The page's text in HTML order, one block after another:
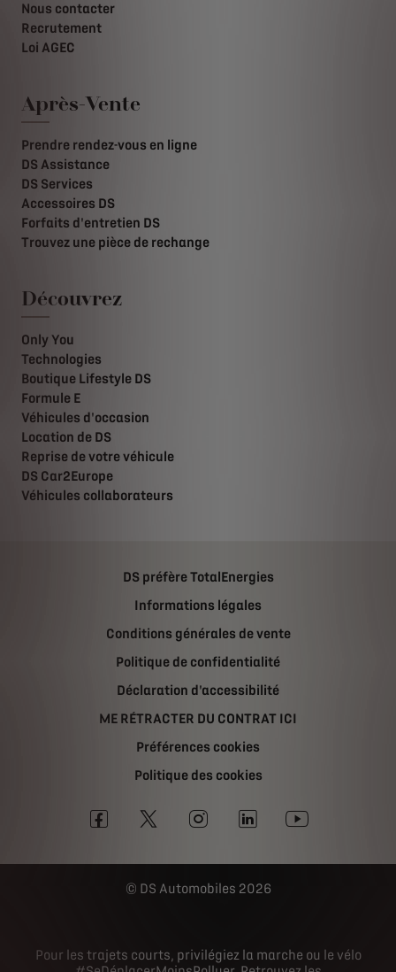
Nous contacter
Recrutement
Loi AGEC
Après-Vente
Prendre rendez-vous en ligne
DS Assistance
DS Services
Accessoires DS
Forfaits d'entretien DS
Trouvez une pièce de rechange
Découvrez
Only You
Technologies
Boutique Lifestyle DS
Formule E
Véhicules d'occasion
Location de DS
Reprise de votre véhicule
DS Car2Europe
Véhicules collaborateurs
DS préfère TotalEnergies
Informations légales
Conditions générales de vente
Politique de confidentialité
Déclaration d'accessibilité
ME RÉTRACTER DU CONTRAT ICI
Préférences cookies
Politique des cookies
DS Automobiles 2026
Pour les trajets courts, privilégiez la marche ou le vélo